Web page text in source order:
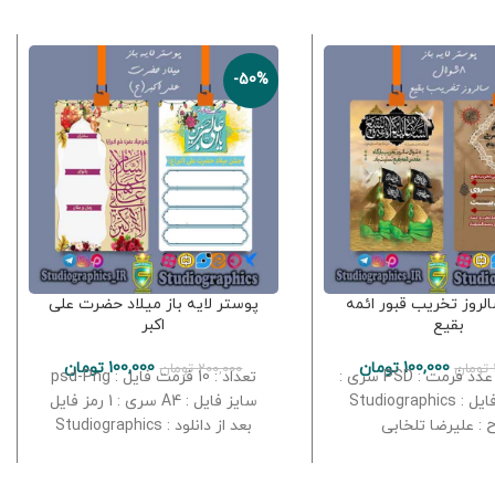
تخریب قبور ائمه
بقیع
تومان 100,000 تومان
تعداد : 12 عدد فرمت : PSD سری :
1/2 رمز فایل : Studiographics
: علیرضا تلخابی
-50%
پوستر لایه باز میلاد حضرت علی
اکبر
200,000 تومان 100,000 تومان
تعداد : 10 فرمت فایل : psd-Png
سایز فایل : A4 سری : 1 رمز فایل
بعد از دانلود : Studiographics